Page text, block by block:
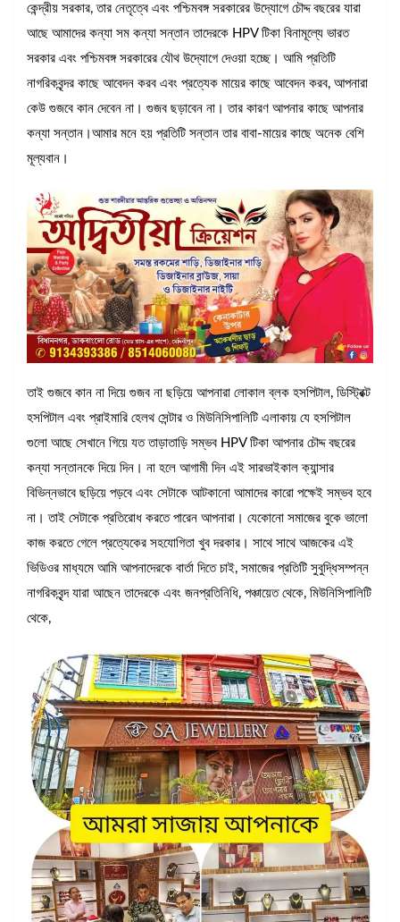
কেন্দ্রীয় সরকার, তার নেতৃত্বে এবং পশ্চিমবঙ্গ সরকারের উদ্যোগে চৌদ্দ বছরের যারা
আছে আমাদের কন্যা সম কন্যা সন্তান তাদেরকে HPV টিকা বিনামূল্যে ভারত
সরকার এবং পশ্চিমবঙ্গ সরকারের যৌথ উদ্যোগে দেওয়া হচ্ছে। আমি প্রতিটি
নাগরিকবৃন্দর কাছে আবেদন করব এবং প্রত্যেক মায়ের কাছে আবেদন করব, আপনারা
কেউ গুজবে কান দেবেন না। গুজব ছড়াবেন না। তার কারণ আপনার কাছে আপনার
কন্যা সন্তান।আমার মনে হয় প্রতিটি সন্তান তার বাবা-মায়ের কাছে অনেক বেশি
মূল্যবান।
তাই গুজবে কান না দিয়ে গুজব না ছড়িয়ে আপনারা লোকাল ব্লক হসপিটাল, ডিস্ট্রিক্ট
হসপিটাল এবং প্রাইমারি হেলথ সেন্টার ও মিউনিসিপালিটি এলাকায় যে হসপিটাল
গুলো আছে সেখানে গিয়ে যত তাড়াতাড়ি সম্ভব HPV টিকা আপনার চৌদ্দ বছরের
কন্যা সন্তানকে দিয়ে দিন। না হলে আগামী দিন এই সারভাইকাল ক্যান্সার
বিভিন্নভাবে ছড়িয়ে পড়বে এবং সেটাকে আটকানো আমাদের কারো পক্ষেই সম্ভব হবে
না। তাই সেটাকে প্রতিরোধ করতে পারেন আপনারা। যেকোনো সমাজের বুকে ভালো
কাজ করতে গেলে প্রত্যেকের সহযোগিতা খুব দরকার। সাথে সাথে আজকের এই
ভিডিওর মাধ্যমে আমি আপনাদেরকে বার্তা দিতে চাই, সমাজের প্রতিটি সুবুদ্ধিসম্পন্ন
নাগরিকবৃন্দ যারা আছেন তাদেরকে এবং জনপ্রতিনিধি, পঞ্চায়েত থেকে, মিউনিসিপালিটি
থেকে,